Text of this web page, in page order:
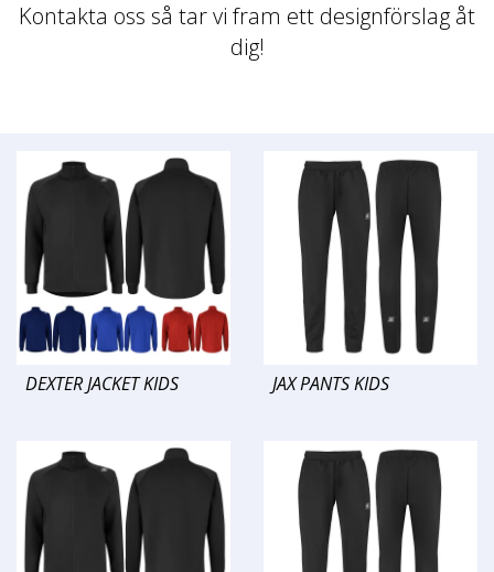
Kontakta oss så tar vi fram ett designförslag åt
dig!
DEXTER JACKET KIDS JAX PANTS KIDS